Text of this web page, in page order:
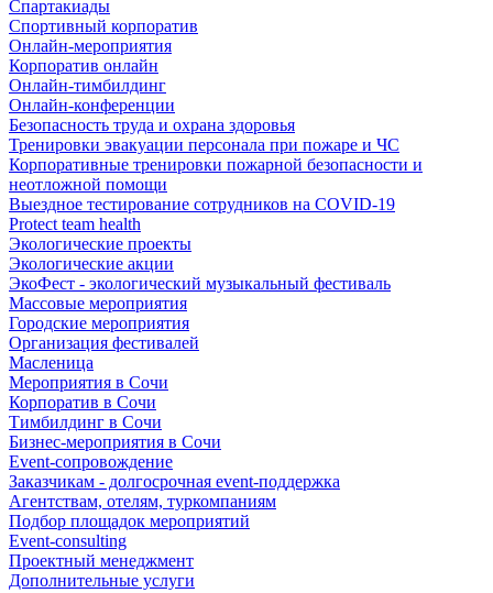
Спартакиады
Спортивный корпоратив
Онлайн-мероприятия
Корпоратив онлайн
Онлайн-тимбилдинг
Онлайн-конференции
Безопасность труда и охрана здоровья
Тренировки эвакуации персонала при пожаре и ЧС
Корпоративные тренировки пожарной безопасности и
неотложной помощи
Выездное тестирование сотрудников на COVID-19
Protect team health
Экологические проекты
Экологические акции
ЭкоФест - экологический музыкальный фестиваль
Массовые мероприятия
Городские мероприятия
Организация фестивалей
Масленица
Мероприятия в Сочи
Корпоратив в Сочи
Тимбилдинг в Сочи
Бизнес-мероприятия в Сочи
Event-сопровождение
Заказчикам - долгосрочная event-поддержка
Агентствам, отелям, туркомпаниям
Подбор площадок мероприятий
Event-consulting
Проектный менеджмент
Дополнительные услуги